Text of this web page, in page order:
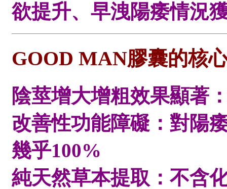
欲提升、早洩陽痿情況
GOOD MAN膠囊的核
陰莖增大增粗效果顯著
改善性功能障礙：對陽
幾乎100%
純天然草本提取：不含